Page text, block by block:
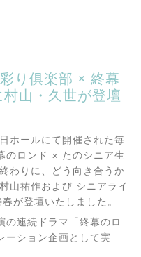
り俱楽部 × 終幕
山・久世が登壇
ホールにて開催された毎
のロンド × たのシニア生
わりに、どう向き合うか
山祐作および シニアライ
が登壇いたしました。
の連続ドラマ「終幕のロ
ーション企画として実